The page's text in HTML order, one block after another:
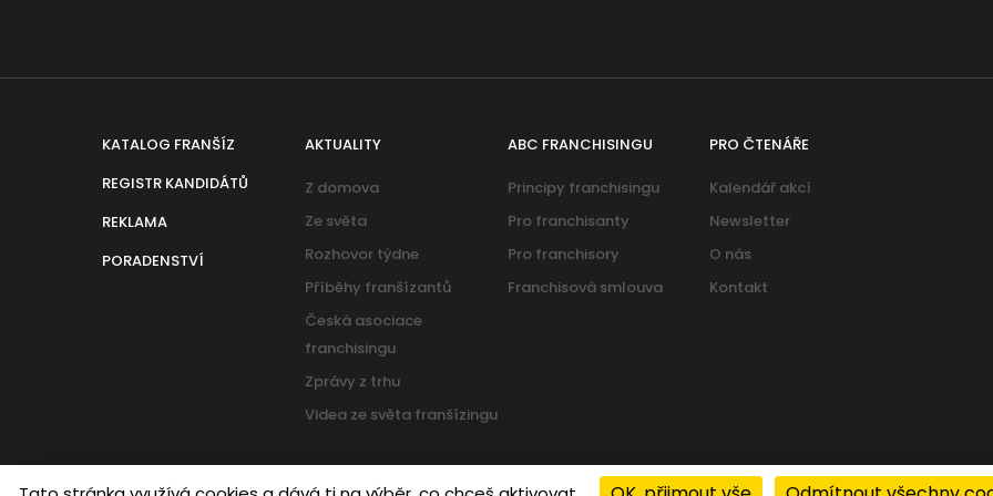
KATALOG FRANŠÍZ
REGISTR KANDIDÁTŮ
REKLAMA
PORADENSTVÍ
AKTUALITY
Z domova
Ze světa
Rozhovor týdne
Příběhy franšízantů
Česká asociace
franchisingu
Zprávy z trhu
Videa ze světa franšízingu
ABC FRANCHISINGU
Principy franchisingu
Pro franchisanty
Pro franchisory
Franchisová smlouva
PRO ČTENÁŘE
Kalendář akcí
Newsletter
O nás
Kontakt